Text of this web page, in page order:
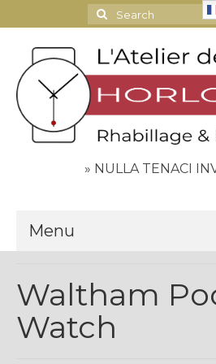
Search
for:
» NULLA TENACI
Menu
Contact
Espace Clients
Waltham
Watch